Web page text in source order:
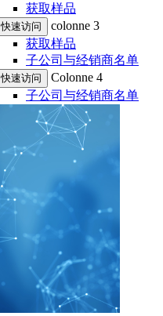
获取样品
快速访问
colonne 3
获取样品
子公司与经销商名单
快速访问
Colonne 4
子公司与经销商名单